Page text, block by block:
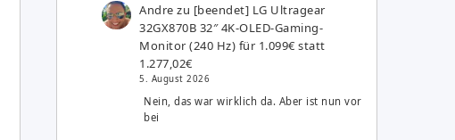
Andre zu [beendet] LG Ultragear
32GX870B 32″ 4K-OLED-Gaming-
Monitor (240 Hz) für 1.099€ statt
1.277,02€
5. August 2026
Nein, das war wirklich da. Aber ist nun vor
bei